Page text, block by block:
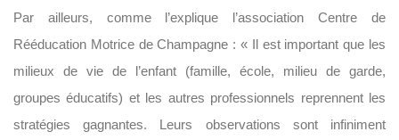
Par ailleurs, comme l’explique l’association Centre de
Rééducation Motrice de Champagne : « Il est important que les
milieux de vie de l’enfant (famille, école, milieu de garde,
groupes éducatifs) et les autres professionnels reprennent les
stratégies gagnantes. Leurs observations sont infiniment